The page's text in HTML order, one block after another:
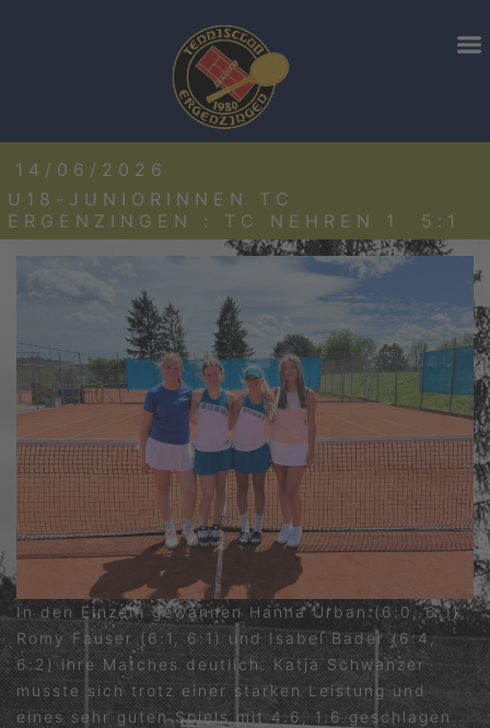
14/06/2026
U18-JUNIORINNEN TC
ERGENZINGEN : TC NEHREN 1 5:1
In den Einzeln gewannen Hanna Urban (6:0, 6:1),
Romy Fauser (6:1, 6:1) und Isabel Bader (6:4,
6:2) ihre Matches deutlich. Katja Schwanzer
musste sich trotz einer starken Leistung und
eines sehr guten Spiels mit 4:6, 1:6 geschlagen